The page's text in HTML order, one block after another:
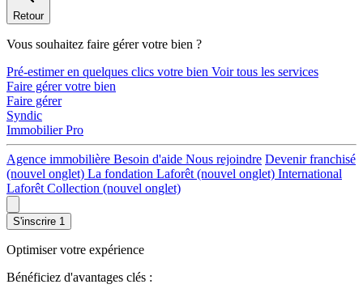
Retour
Vous souhaitez faire gérer votre bien ?
Pré-estimer en quelques clics votre bien Voir tous les services
Faire gérer votre bien
Faire gérer
Syndic
Immobilier Pro
Agence immobilière Besoin d'aide Nous rejoindre Devenir franchisé
(nouvel onglet) La fondation Laforêt (nouvel onglet) International
Laforêt Collection (nouvel onglet)
S'inscrire 1
Optimiser votre expérience
Bénéficiez d'avantages clés :